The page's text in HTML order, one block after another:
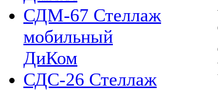
СДМ-67 Стеллаж
мобильный
ДиКом
СДС-26 Стеллаж